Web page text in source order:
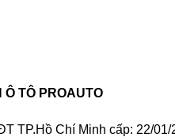
Ô TÔ PROAUTO
TP.Hồ Chí Minh cấp: 22/01/